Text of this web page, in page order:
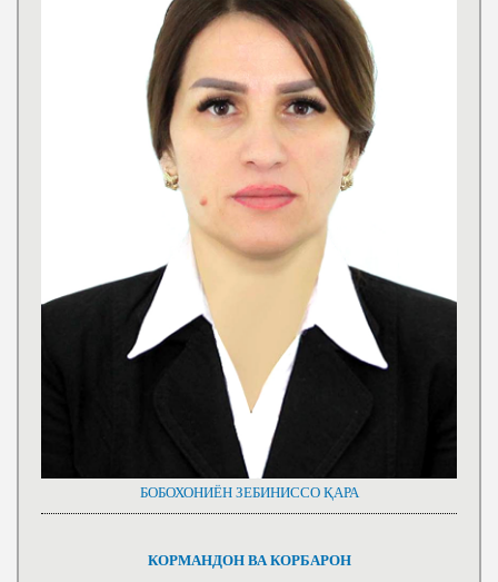
БОБОХОНИЁН ЗЕБИНИССО ҚАРА
КОРМАНДОН ВА КОРБАРОН